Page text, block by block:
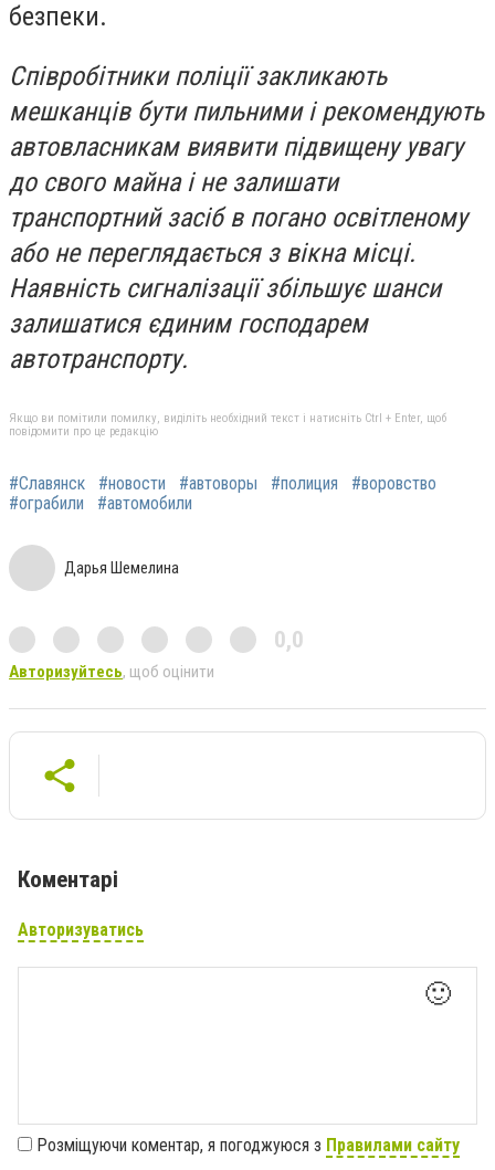
безпеки.
Співробітники поліції закликають
мешканців бути пильними і рекомендують
автовласникам виявити підвищену увагу
до свого майна і не залишати
транспортний засіб в погано освітленому
або не переглядається з вікна місці.
Наявність сигналізації збільшує шанси
залишатися єдиним господарем
автотранспорту.
Якщо ви помітили помилку, виділіть необхідний текст і натисніть Ctrl + Enter, щоб
повідомити про це редакцію
#Славянск #новости #автоворы #полиция
#воровство
#ограбили
#автомобили
Дарья Шемелина
0,0
Авторизуйтесь, щоб оцінити
Коментарі
Авторизуватись
🙂
Розміщуючи коментар, я погоджуюся з Правилами сайту